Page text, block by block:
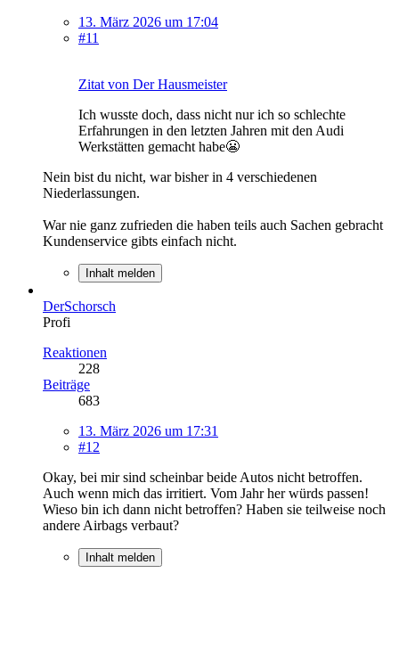
13. März 2026 um 17:04
#11
Zitat von Der Hausmeister
Ich wusste doch, dass nicht nur ich so schlechte
Erfahrungen in den letzten Jahren mit den Audi
Werkstätten gemacht habe😬
Nein bist du nicht, war bisher in 4 verschiedenen
Niederlassungen.
War nie ganz zufrieden die haben teils auch Sachen gebracht
Kundenservice gibts einfach nicht.
Inhalt melden
DerSchorsch
Profi
Reaktionen
228
Beiträge
683
13. März 2026 um 17:31
#12
Okay, bei mir sind scheinbar beide Autos nicht betroffen.
Auch wenn mich das irritiert. Vom Jahr her würds passen!
Wieso bin ich dann nicht betroffen? Haben sie teilweise noch
andere Airbags verbaut?
Inhalt melden